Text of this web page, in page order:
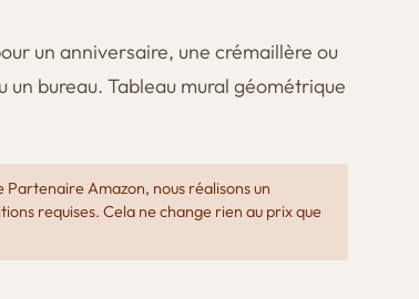
un anniversaire, une crémaillère ou
un bureau. Tableau mural géométrique
Partenaire Amazon, nous réalisons un
requises. Cela ne change rien au prix que